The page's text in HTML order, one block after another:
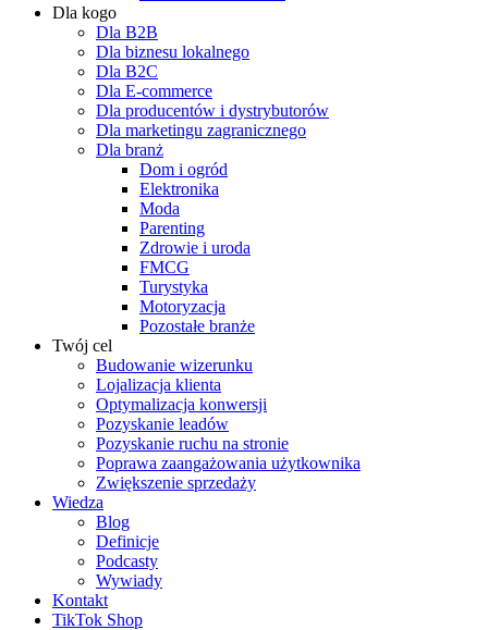
Dla kogo
Dla B2B
Dla biznesu lokalnego
Dla B2C
Dla E-commerce
Dla producentów i dystrybutorów
Dla marketingu zagranicznego
Dla branż
Dom i ogród
Elektronika
Moda
Parenting
Zdrowie i uroda
FMCG
Turystyka
Motoryzacja
Pozostałe branże
Twój cel
Budowanie wizerunku
Lojalizacja klienta
Optymalizacja konwersji
Pozyskanie leadów
Pozyskanie ruchu na stronie
Poprawa zaangażowania użytkownika
Zwiększenie sprzedaży
Wiedza
Blog
Definicje
Podcasty
Wywiady
Kontakt
TikTok Shop